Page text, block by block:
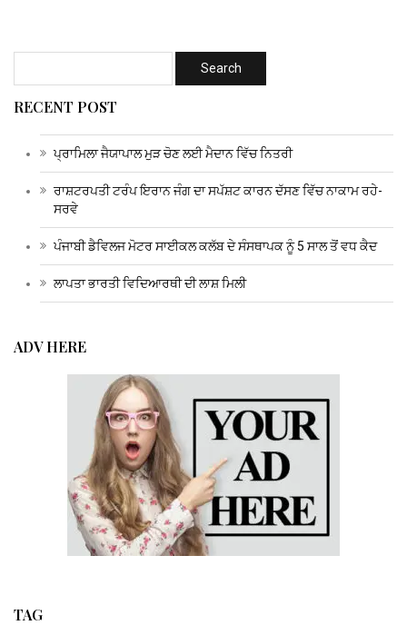
RECENT POST
ਪ੍ਰਾਮਿਲਾ ਜੈਯਾਪਾਲ ਮੁੜ ਚੋਣ ਲਈ ਮੈਦਾਨ ਵਿੱਚ ਨਿਤਰੀ
ਰਾਸ਼ਟਰਪਤੀ ਟਰੰਪ ਇਰਾਨ ਜੰਗ ਦਾ ਸਪੱਸ਼ਟ ਕਾਰਨ ਦੱਸਣ ਵਿੱਚ ਨਾਕਾਮ ਰਹੇ-
ਸਰਵੇ
ਪੰਜਾਬੀ ਡੈਵਿਲਜ ਮੋਟਰ ਸਾਈਕਲ ਕਲੱਬ ਦੇ ਸੰਸਥਾਪਕ ਨੂੰ 5 ਸਾਲ ਤੋਂ ਵਧ ਕੈਦ
ਲਾਪਤਾ ਭਾਰਤੀ ਵਿਦਿਆਰਥੀ ਦੀ ਲਾਸ਼ ਮਿਲੀ
ADV HERE
TAG